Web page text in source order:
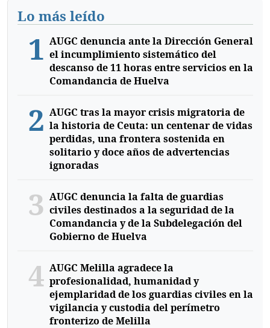
Lo más leído
1 AUGC denuncia ante la Dirección General
el incumplimiento sistemático del
descanso de 11 horas entre servicios en la
Comandancia de Huelva
2 AUGC tras la mayor crisis migratoria de
la historia de Ceuta: un centenar de vidas
perdidas, una frontera sostenida en
solitario y doce años de advertencias
ignoradas
3 AUGC denuncia la falta de guardias
civiles destinados a la seguridad de la
Comandancia y de la Subdelegación del
Gobierno de Huelva
4 AUGC Melilla agradece la
profesionalidad, humanidad y
ejemplaridad de los guardias civiles en la
vigilancia y custodia del perímetro
fronterizo de Melilla